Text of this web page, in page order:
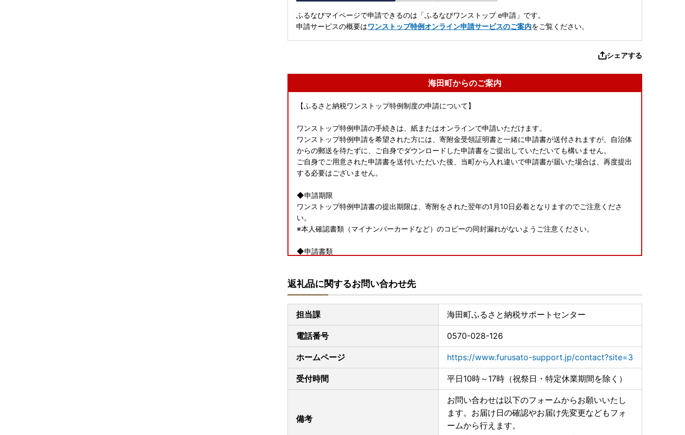
ふるなびマイページで申請できるのは「ふるなびワンストップ e申請」です。
申請サービスの概要はワンストップ特例オンライン申請サービスのご案内をご覧ください。
シェアする
海田町からのご案内
【ふるさと納税ワンストップ特例制度の申請について】
ワンストップ特例申請の手続きは、紙またはオンラインで申請いただけます。
ワンストップ特例申請を希望された方には、寄附金受領証明書と一緒に申請書が送付されますが、自治体
からの郵送を待たずに、ご自身でダウンロードした申請書をご提出していただいても構いません。
ご自身でご用意された申請書を送付いただいた後、当町から入れ違いで申請書が届いた場合は、再度提出
する必要はございません。
◆申請期限
ワンストップ特例申請書の提出期限は、寄附をされた翌年の1月10日必着となりますのでご注意くださ
い。
※本人確認書類（マイナンバーカードなど）のコピーの同封漏れがないようご注意ください。
◆申請書類
上記URLに、添付書類についてご紹介しておりますのでご確認ください。
(外部サイトへ遷移します。個人情報の保護は遷移先サイトの方針に従います。)
◆送付先
広島県安芸郡海田町南昭和町 14番17号
返礼品に関するお問い合わせ先
担当課 海田町ふるさと納税サポートセンター
電話番号 0570-028-126
ホームページ https://www.furusato-support.jp/contact?site=3
受付時間 平日10時～17時（祝祭日・特定休業期間を除く）
備考
お問い合わせは以下のフォームからお願いいたし
ます。お届け日の確認やお届け先変更などもフォ
ームから行えます。